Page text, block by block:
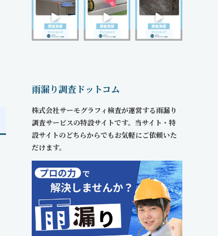
雨漏り調査ドットコム
株式会社サーモグラフィ検査が運営する雨漏り
調査サービスの特設サイトです。当サイト・特
設サイトのどちらからでもお気軽にご依頼いた
だけます。